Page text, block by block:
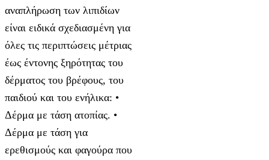
αναπλήρωση των λιπιδίων
είναι ειδικά σχεδιασμένη για
όλες τις περιπτώσεις μέτριας
έως έντονης ξηρότητας του
δέρματος του βρέφους, του
παιδιού και του ενήλικα: •
Δέρμα με τάση ατοπίας. •
Δέρμα με τάση για
ερεθισμούς και φαγούρα που